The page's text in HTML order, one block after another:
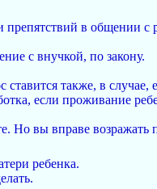
препятствий в общении
с внучкой, по закону.
ставится также, в
если проживание
Но вы вправе возражать
ребенка.